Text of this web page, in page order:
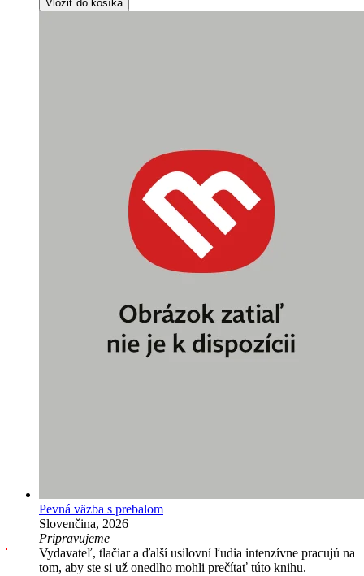
Vložiť do košíka
Pevná väzba s prebalom
Slovenčina, 2026
Pripravujeme
Vydavateľ, tlačiar a ďalší usilovní ľudia intenzívne pracujú na
tom, aby ste si už onedlho mohli prečítať túto knihu.